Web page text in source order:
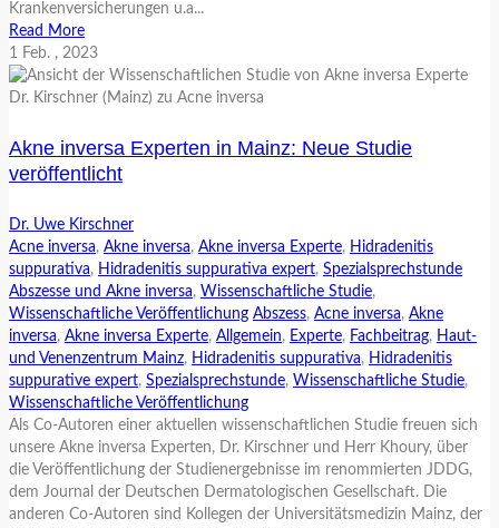
Krankenversicherungen u.a...
Read More
1 Feb. , 2023
Akne inversa Experten in Mainz: Neue Studie
veröffentlicht
Dr. Uwe Kirschner
Acne inversa, Akne inversa, Akne inversa Experte, Hidradenitis
suppurativa, Hidradenitis suppurativa expert, Spezialsprechstunde
Abszesse und Akne inversa, Wissenschaftliche Studie,
Wissenschaftliche Veröffentlichung Abszess, Acne inversa, Akne
inversa, Akne inversa Experte, Allgemein, Experte, Fachbeitrag, Haut-
und Venenzentrum Mainz, Hidradenitis suppurativa, Hidradenitis
suppurative expert, Spezialsprechstunde, Wissenschaftliche Studie,
Wissenschaftliche Veröffentlichung
Als Co-Autoren einer aktuellen wissenschaftlichen Studie freuen sich
unsere Akne inversa Experten, Dr. Kirschner und Herr Khoury, über
die Veröffentlichung der Studienergebnisse im renommierten JDDG,
dem Journal der Deutschen Dermatologischen Gesellschaft. Die
anderen Co-Autoren sind Kollegen der Universitätsmedizin Mainz, der